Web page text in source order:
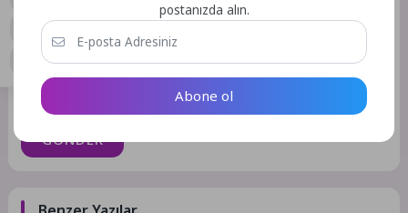
Daha sonraki yorumlarımda kullanılması için adım, e-posta
adresim ve site adresim bu tarayıcıya kaydedilsin.
GÖNDER
postanızda alın.
Abone ol